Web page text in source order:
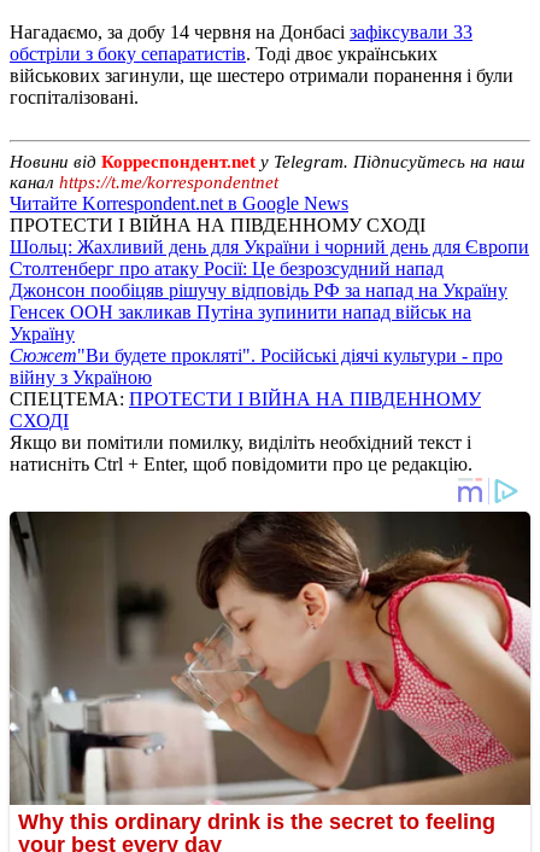
Нагадаємо, за добу 14 червня на Донбасі зафіксували 33
обстріли з боку сепаратистів. Тоді двоє українських
військових загинули, ще шестеро отримали поранення і були
госпіталізовані.
Новини від Корреспондент.net у Telegram. Підписуйтесь на наш
канал https://t.me/korrespondentnet
Читайте Korrespondent.net в Google News
ПРОТЕСТИ І ВІЙНА НА ПІВДЕННОМУ СХОДІ
Шольц: Жахливий день для України і чорний день для Європи
Столтенберг про атаку Росії: Це безрозсудний напад
Джонсон пообіцяв рішучу відповідь РФ за напад на Україну
Генсек ООН закликав Путіна зупинити напад військ на
Україну
Сюжет"Ви будете прокляті". Російські діячі культури - про
війну з Україною
СПЕЦТЕМА: ПРОТЕСТИ І ВІЙНА НА ПІВДЕННОМУ
СХОДІ
Якщо ви помітили помилку, виділіть необхідний текст і
натисніть Ctrl + Enter, щоб повідомити про це редакцію.